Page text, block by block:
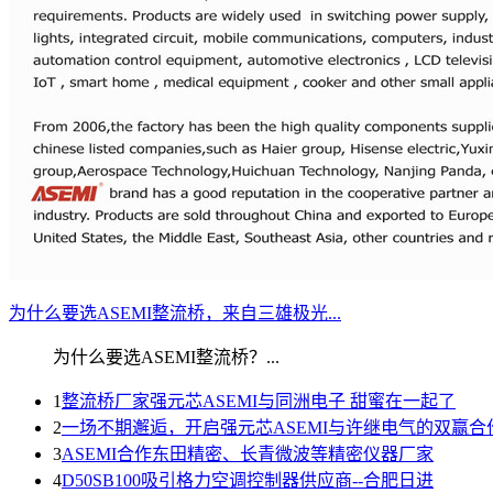
为什么要选ASEMI整流桥，来自三雄极光...
为什么要选ASEMI整流桥？...
1整流桥厂家强元芯ASEMI与同洲电子 甜蜜在一起了
2一场不期邂逅，开启强元芯ASEMI与许继电气的双赢合
3ASEMI合作东田精密、长青微波等精密仪器厂家
4D50SB100吸引格力空调控制器供应商--合肥日进